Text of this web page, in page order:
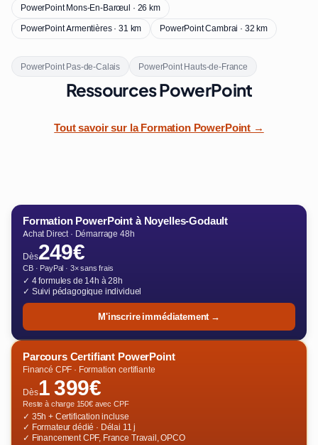
PowerPoint Mons-En-Barœul · 26 km
PowerPoint Armentières · 31 km
PowerPoint Cambrai · 32 km
PowerPoint Pas-de-Calais PowerPoint Hauts-de-France
Ressources PowerPoint
Tout savoir sur la Formation PowerPoint →
Formation PowerPoint à Noyelles-Godault
Achat Direct · Démarrage 48h
Dès249€
CB · PayPal · 3× sans frais
✓ 4 formules de 14h à 28h
✓ Suivi pédagogique individuel
M'inscrire immédiatement →
Parcours Certifiant PowerPoint
Financé CPF · Formation certifiante
Dès1 399€
Reste à charge 150€ avec CPF
✓ 35h + Certification incluse
✓ Formateur dédié · Délai 11 j
✓ Financement CPF, France Travail, OPCO